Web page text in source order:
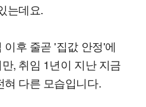
는데요.
후 줄곧 '집값 안정'에
, 취임 1년이 지난 지금
혀 다른 모습입니다.